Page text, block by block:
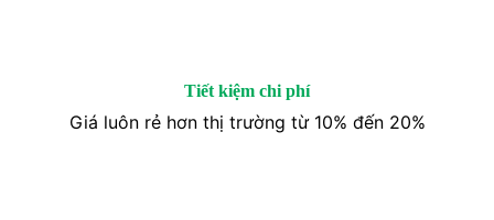
Tiết kiệm chi phí
Giá luôn rẻ hơn thị trường từ 10% đến 20%